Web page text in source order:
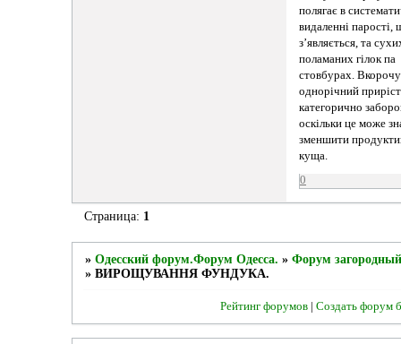
полягає в
видаленні парості,
з’являється, та
поламаних гілок па
стовбурах.
однорічний приріст
категорично
оскільки це може
зменшити
куща.
0
Страница: 1
» Одесский форум.Форум Одесса. » Форум
» ВИРОЩУВАННЯ ФУНДУКА.
Рейтинг форумов |Создать форум